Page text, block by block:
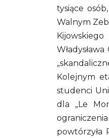
tysiące
Walnym
Kolejnym
studenci
dla „Le
powtórzyła